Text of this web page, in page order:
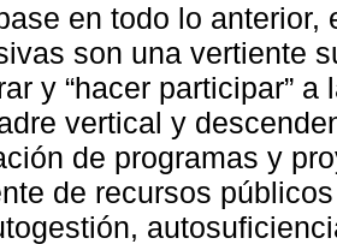
en todo lo
son una vertiente
y “hacer participar”
vertical y
de programas y
de recursos